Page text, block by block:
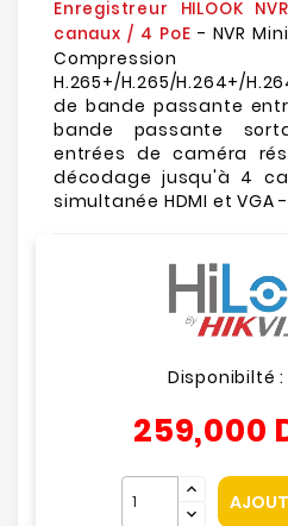
Enregistreur HILOOK
canaux / 4 PoE - NVR
H.265+/H.265/H.264+/
de bande passante
bande passante
entrées de caméra
décodage jusqu'à 4
simultanée HDMI et VGA -
Disponibilté :
259,000